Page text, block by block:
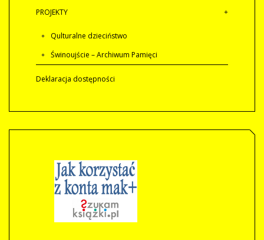
PROJEKTY
Qulturalne dzieciństwo
Świnoujście – Archiwum Pamięci
Deklaracja dostępności